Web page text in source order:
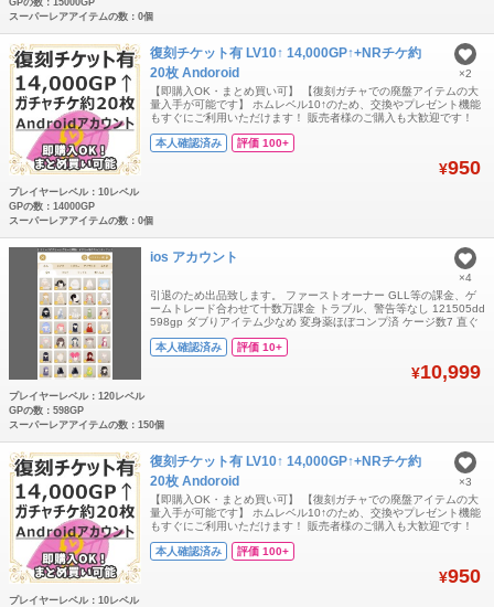
スーパーレアアイテムの数：0個
復刻チケット有 LV10↑ 14,000GP↑+NRチケ約
20枚 Andoroid
【即購入OK・まとめ買い可】 【復刻ガチャでの廃盤アイテムの大
量入手が可能です】 ホムレベル10↑のため、交換やプレゼント機能
もすぐにご利用いただけます！ 販売者様のご購入も大歓迎です！
て、ご希望のアカウント数をお伝えください】 【内容】 ・Android
本人確認済み 評価 100+
¥950
×2
プレイヤーレベル：10レベル
GPの数：14000GP
スーパーレアアイテムの数：0個
ios アカウント
引退のため出品致します。 ファーストオーナー GLL等の課金、ゲ
ームトレード合わせて十数万課金 トラブル、警告等なし 121505dd
598gp ダブりアイテム少なめ 変身薬ほぼコンプ済 ケージ数7 直ぐ
バザール、ナッツ等アイテム有 (冬の本の島、いな子ショップ、
本人確認済み 評価 10+
¥10,999
×4
プレイヤーレベル：120レベル
GPの数：598GP
スーパーレアアイテムの数：150個
復刻チケット有 LV10↑ 14,000GP↑+NRチケ約
20枚 Andoroid
【即購入OK・まとめ買い可】 【復刻ガチャでの廃盤アイテムの大
量入手が可能です】 ホムレベル10↑のため、交換やプレゼント機能
もすぐにご利用いただけます！ 販売者様のご購入も大歓迎です！
て、ご希望のアカウント数をお伝えください】 【内容】 ・Android
本人確認済み 評価 100+
¥950
×3
プレイヤーレベル：10レベル